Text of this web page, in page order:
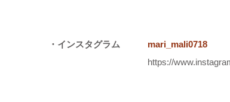
・インスタグラム
mari_mali0718
https://